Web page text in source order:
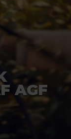
AGF